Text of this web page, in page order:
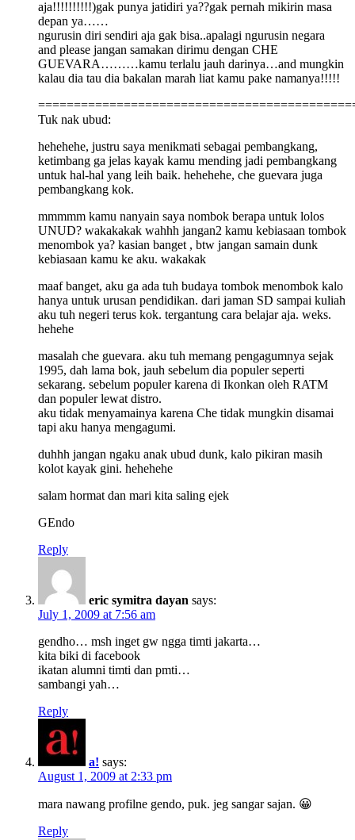
aja!!!!!!!!!!)gak punya jatidiri ya??gak pernah mikirin masa
depan ya……
ngurusin diri sendiri aja gak bisa..apalagi ngurusin negara
and please jangan samakan dirimu dengan CHE
GUEVARA………kamu terlalu jauh darinya…and mungkin
kalau dia tau dia bakalan marah liat kamu pake namanya!!!!!
Tuk nak ubud:
hehehehe, justru saya menikmati sebagai pembangkang,
ketimbang ga jelas kayak kamu mending jadi pembangkang
untuk hal-hal yang leih baik. hehehehe, che guevara juga
pembangkang kok.
mmmmm kamu nanyain saya nombok berapa untuk lolos
UNUD? wakakakak wahhh jangan2 kamu kebiasaan tombok
menombok ya? kasian banget , btw jangan samain dunk
kebiasaan kamu ke aku. wakakak
maaf banget, aku ga ada tuh budaya tombok menombok kalo
hanya untuk urusan pendidikan. dari jaman SD sampai kuliah
aku tuh negeri terus kok. tergantung cara belajar aja. weks.
hehehe
masalah che guevara. aku tuh memang pengagumnya sejak
1995, dah lama bok, jauh sebelum dia populer seperti
sekarang. sebelum populer karena di Ikonkan oleh RATM
dan populer lewat distro.
aku tidak menyamainya karena Che tidak mungkin disamai
tapi aku hanya mengagumi.
duhhh jangan ngaku anak ubud dunk, kalo pikiran masih
kolot kayak gini. hehehehe
salam hormat dan mari kita saling ejek
GEndo
Reply
eric symitra dayan says:
July 1, 2009 at 7:56 am
gendho… msh inget gw ngga timti jakarta…
kita biki di facebook
ikatan alumni timti dan pmti…
sambangi yah…
Reply
a! says:
August 1, 2009 at 2:33 pm
mara nawang profilne gendo, puk. jeg sangar sajan. 😀
Reply